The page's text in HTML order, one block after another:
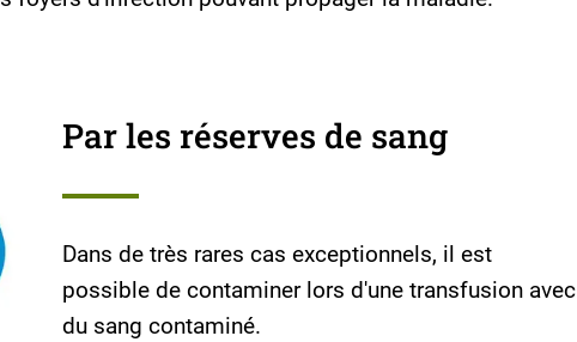
Par les réserves de sang
Dans de très rares cas exceptionnels, il est
possible de contaminer lors d'une transfusion avec
du sang contaminé.